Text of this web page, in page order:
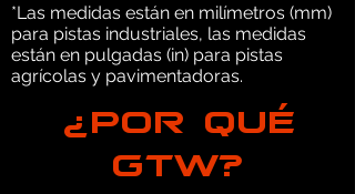
*Las medidas están en milímetros (mm)
para pistas industriales, las medidas
están en pulgadas (in) para pistas
agrícolas y pavimentadoras.
¿POR QUÉ
GTW?